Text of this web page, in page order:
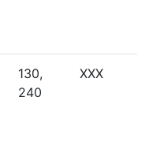
130,
240
XXX